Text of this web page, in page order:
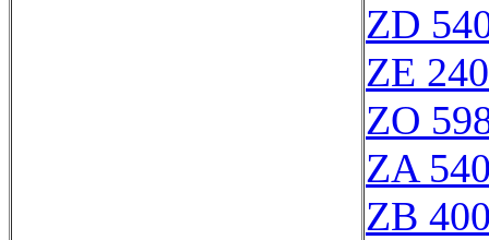
ZD
ZE
ZO
ZA
ZB